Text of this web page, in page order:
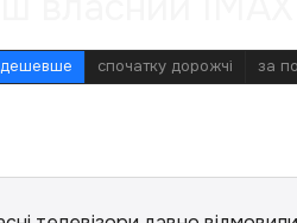
дешевше спочатку дорожчі за